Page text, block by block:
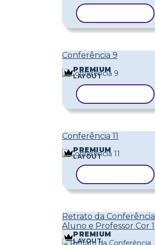
Conferência 9
PREMIUM
LAYOUT
Conferência 11
PREMIUM
LAYOUT
Retrato da Conferência
Aluno e Professor Cor 1
PREMIUM
LAYOUT